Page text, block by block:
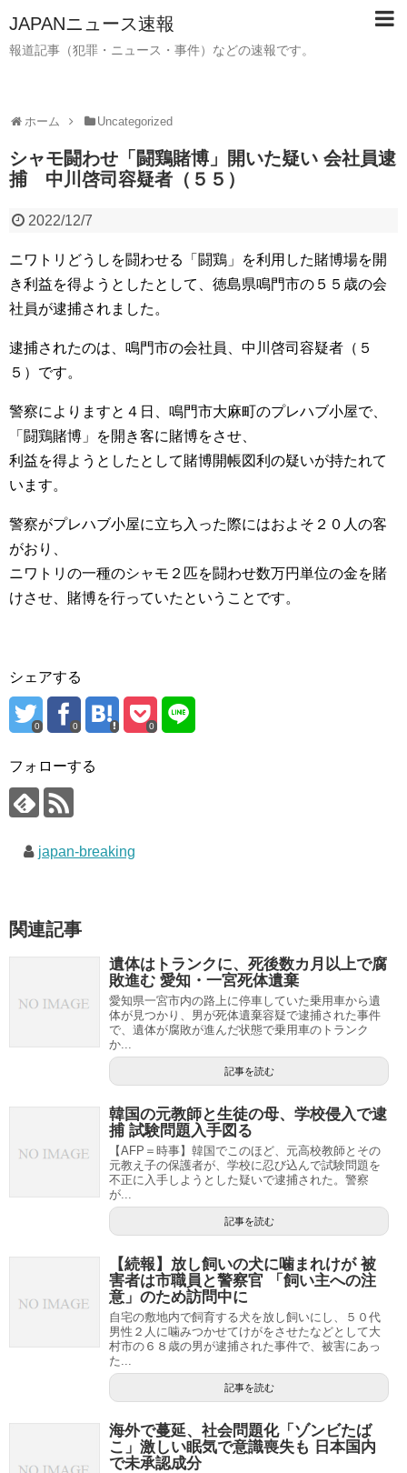
JAPANニュース速報
報道記事（犯罪・ニュース・事件）などの速報です。
ホーム Uncategorized
シャモ闘わせ「闘鶏賭博」開いた疑い 会社員逮
捕 中川啓司容疑者（５５）
2022/12/7
ニワトリどうしを闘わせる「闘鶏」を利用した賭博場を開
き利益を得ようとしたとして、徳島県鳴門市の５５歳の会
社員が逮捕されました。
逮捕されたのは、鳴門市の会社員、中川啓司容疑者（５
５）です。
警察によりますと４日、鳴門市大麻町のプレハブ小屋で、
「闘鶏賭博」を開き客に賭博をさせ、
利益を得ようとしたとして賭博開帳図利の疑いが持たれて
います。
警察がプレハブ小屋に立ち入った際にはおよそ２０人の客
がおり、
ニワトリの一種のシャモ２匹を闘わせ数万円単位の金を賭
けさせ、賭博を行っていたということです。
シェアする
0 0 0
フォローする
japan-breaking
関連記事
遺体はトランクに、死後数カ月以上で腐
敗進む 愛知・一宮死体遺棄
愛知県一宮市内の路上に停車していた乗用車から遺
体が見つかり、男が死体遺棄容疑で逮捕された事件
で、遺体が腐敗が進んだ状態で乗用車のトランク
か...
記事を読む
韓国の元教師と生徒の母、学校侵入で逮
捕 試験問題入手図る
【AFP＝時事】韓国でこのほど、元高校教師とその
元教え子の保護者が、学校に忍び込んで試験問題を
不正に入手しようとした疑いで逮捕された。警察
が...
記事を読む
【続報】放し飼いの犬に噛まれけが 被
害者は市職員と警察官 「飼い主への注
意」のため訪問中に
自宅の敷地内で飼育する犬を放し飼いにし、５０代
男性２人に噛みつかせてけがをさせたなどとして大
村市の６８歳の男が逮捕された事件で、被害にあっ
た...
記事を読む
海外で蔓延、社会問題化「ゾンビたば
こ」激しい眠気で意識喪失も 日本国内
で未承認成分